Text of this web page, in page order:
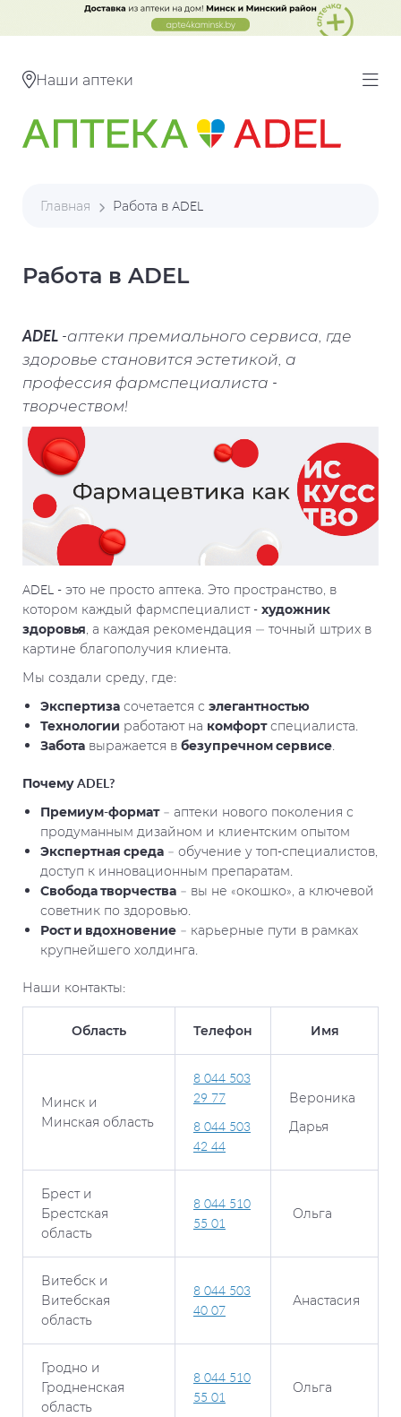
Наши аптеки
Главная Работа в ADEL
Работа в ADEL
ADEL -аптеки премиального сервиса, где
здоровье становится эстетикой, а
профессия фармспециалиста -
творчеством!
ADEL - это не просто аптека. Это пространство, в
котором каждый фармспециалист - художник
здоровья, а каждая рекомендация — точный штрих в
картине благополучия клиента.
Мы создали среду, где:
Экспертиза сочетается с элегантностью
Технологии работают на комфортспециалиста.
Забота выражается в безупречном сервисе.
Почему ADEL?
Премиум-формат– аптеки нового поколения с
продуманным дизайном и клиентским опытом
Экспертная среда – обучение у топ-специалистов,
доступ к инновационным препаратам.
Свобода творчества – вы не «окошко», а ключевой
советник по здоровью.
Рост и вдохновение – карьерные пути в рамках
крупнейшего холдинга.
Наши контакты:
Область Телефон Имя
Минск и
Минская область
8 044 503
29 77
8 044 503
42 44
Вероника
Дарья
Брест и
Брестская
область
8 044 510
55 01
Ольга
Витебск и
Витебская
область
8 044 503
40 07
Анастасия
Гродно и
Гродненская
область
8 044 510
55 01
Ольга